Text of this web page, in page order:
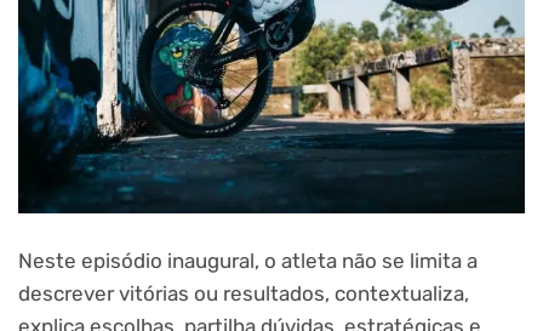
Neste episódio inaugural, o atleta não se limita a
descrever vitórias ou resultados, contextualiza,
explica escolhas, partilha dúvidas, estratégicas e